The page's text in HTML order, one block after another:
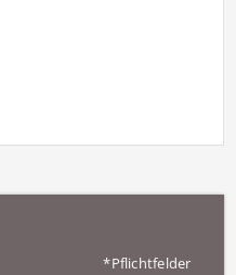
*Pflichtfelder